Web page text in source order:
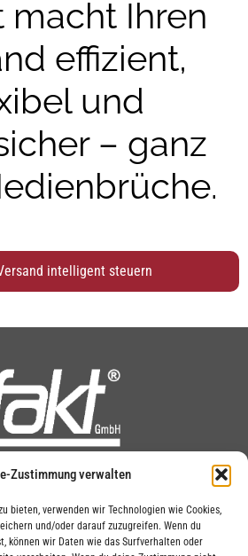
Zustimmung verwalten
bieten, verwenden wir Technologien wie Cookies,
und/oder darauf zuzugreifen. Wenn du
können wir Daten wie das Surfverhalten oder
macht Ihren
effizient,
und
– ganz
intelligent steuern